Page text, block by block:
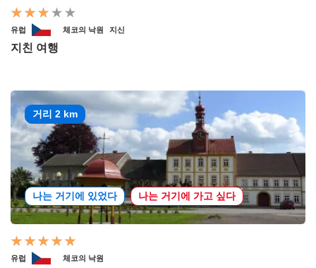
유럽 체코의 낙원 지신
지친 여행
거리 2 km
나는 거기에 있었다 나는 거기에 가고 싶다
유럽 체코의 낙원